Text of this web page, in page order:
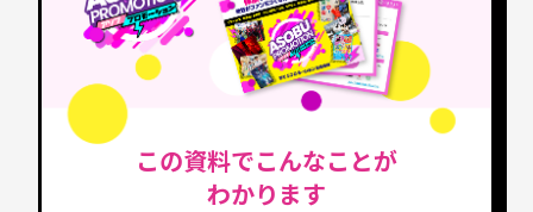
この資料でこんなことが
わかります